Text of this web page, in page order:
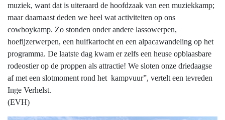
muziek, want dat is uiteraard de hoofdzaak van een muziekkamp;
maar daarnaast deden we heel wat activiteiten op ons
cowboykamp. Zo stonden onder andere lassowerpen,
hoefijzerwerpen, een huifkartocht en een alpacawandeling op het
programma. De laatste dag kwam er zelfs een heuse opblaasbare
rodeostier op de proppen als attractie! We sloten onze driedaagse
af met een slotmoment rond het kampvuur”, vertelt een tevreden
Inge Verhelst.
(EVH)